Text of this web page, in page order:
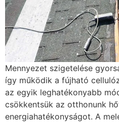
Mennyezet szigetelése
így működik a fújható
az egyik leghatékonyabb
csökkentsük az otthonunk
energiahatékonyságot. A